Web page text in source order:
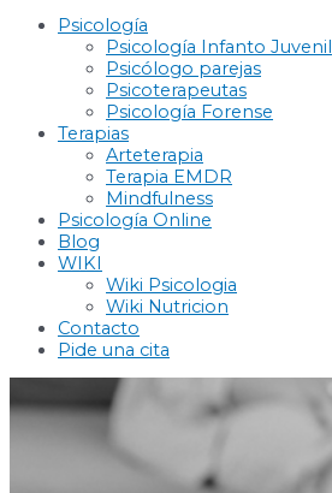
Psicología
Psicología Infanto Juvenil
Psicólogo parejas
Psicoterapeutas
Psicología Forense
Terapias
Arteterapia
Terapia EMDR
Mindfulness
Psicología Online
Blog
WIKI
Wiki Psicologia
Wiki Nutricion
Contacto
Pide una cita